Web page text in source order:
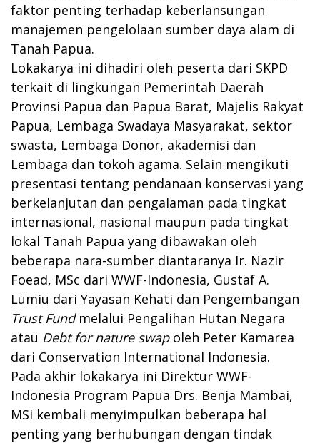
faktor penting terhadap keberlansungan
manajemen pengelolaan sumber daya alam di
Tanah Papua.
Lokakarya ini dihadiri oleh peserta dari SKPD
terkait di lingkungan Pemerintah Daerah
Provinsi Papua dan Papua Barat, Majelis Rakyat
Papua, Lembaga Swadaya Masyarakat, sektor
swasta, Lembaga Donor, akademisi dan
Lembaga dan tokoh agama. Selain mengikuti
presentasi tentang pendanaan konservasi yang
berkelanjutan dan pengalaman pada tingkat
internasional, nasional maupun pada tingkat
lokal Tanah Papua yang dibawakan oleh
beberapa nara-sumber diantaranya Ir. Nazir
Foead, MSc dari WWF-Indonesia, Gustaf A.
Lumiu dari Yayasan Kehati dan Pengembangan
Trust Fundmelalui Pengalihan Hutan Negara
atau Debt for nature swapoleh Peter Kamarea
dari Conservation International Indonesia.
Pada akhir lokakarya ini Direktur WWF-
Indonesia Program Papua Drs. Benja Mambai,
MSi kembali menyimpulkan beberapa hal
penting yang berhubungan dengan tindak